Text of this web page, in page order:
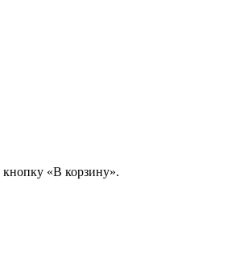
«В корзину».